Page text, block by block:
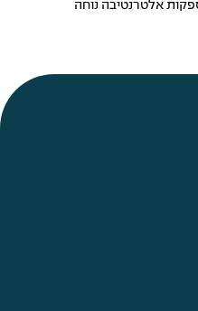
אלטרנטיבה נוחה